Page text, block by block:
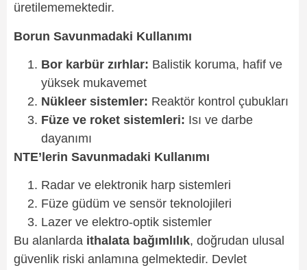
üretilememektedir.
Borun Savunmadaki Kullanımı
Bor karbür zırhlar: Balistik koruma, hafif ve
yüksek mukavemet
Nükleer sistemler: Reaktör kontrol çubukları
Füze ve roket sistemleri: Isı ve darbe
dayanımı
NTE’lerin Savunmadaki Kullanımı
Radar ve elektronik harp sistemleri
Füze güdüm ve sensör teknolojileri
Lazer ve elektro-optik sistemler
Bu alanlarda ithalata bağımlılık, doğrudan ulusal
güvenlik riski anlamına gelmektedir. Devlet